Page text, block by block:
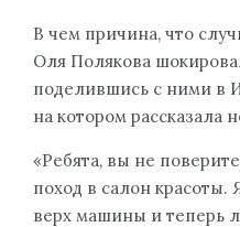
В чем причина, что
Оля Полякова
поделившись с ними в
на котором рассказала
«Ребята, вы не
поход в салон красоты.
верх машины и теперь